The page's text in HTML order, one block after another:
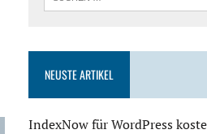
NEUSTE ARTIKEL
IndexNow für WordPress